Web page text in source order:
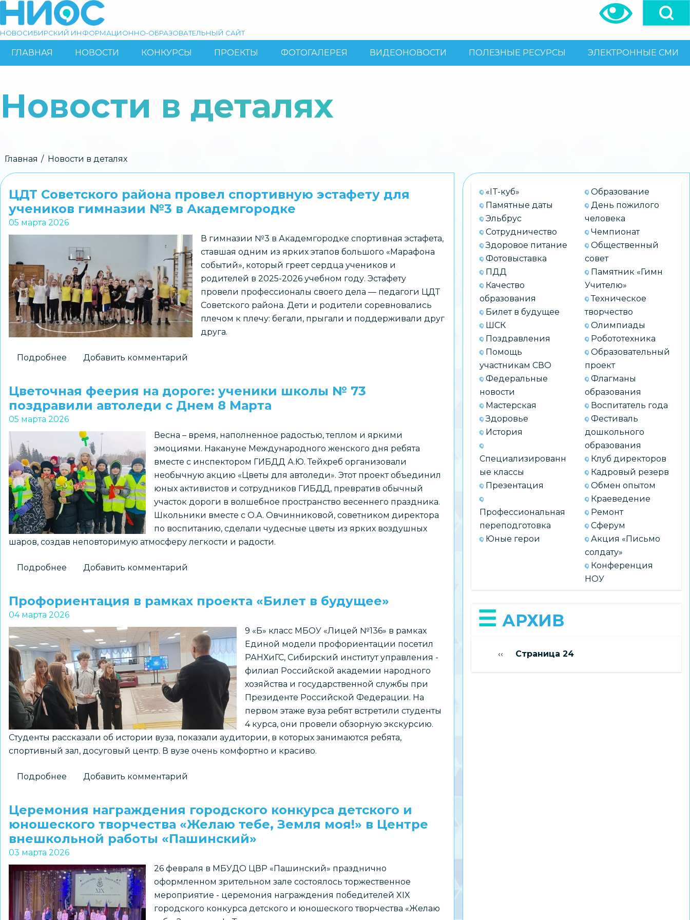
основному
Поиск
НОВОСИБИРСКИЙ ИНФОРМАЦИОННО-ОБРАЗОВАТЕЛЬНЫЙ САЙТ
ОСНОВНАЯ
ГЛАВНАЯ НОВОСТИ КОНКУРСЫ ПРОЕКТЫ ФОТОГАЛЕРЕЯ ВИДЕОНОВОСТИ ПОЛЕЗНЫЕ РЕСУРСЫ ЭЛЕКТРОННЫЕ СМИ
Новости в деталях
Строка
навигации
Главная Новости в деталях
ЦДТ Советского района провел спортивную эстафету для
учеников гимназии №3 в Академгородке
05 марта 2026
В гимназии №3 в Академгородке спортивная эстафета,
ставшая одним из ярких этапов большого «Марафона
событий», который греет сердца учеников и
родителей в 2025-2026 учебном году. Эстафету
провели профессионалы своего дела — педагоги ЦДТ
Советского района. Дети и родители соревновались
плечом к плечу: бегали, прыгали и поддерживали друг
друга.
Подробнее
Советского
района
провел
спортивную
эстафету
для
учеников
гимназии
№3
в
Академгородке
Добавить комментарий
Цветочная феерия на дороге: ученики школы № 73
поздравили автоледи с Днем 8 Марта
05 марта 2026
Весна – время, наполненное радостью, теплом и яркими
эмоциями. Накануне Международного женского дня ребята
вместе с инспектором ГИБДД А.Ю. Тейхреб организовали
необычную акцию «Цветы для автоледи». Этот проект объединил
юных активистов и сотрудников ГИБДД, превратив обычный
участок дороги в волшебное пространство весеннего праздника.
Школьники вместе с О.А. Овчинниковой, советником директора
по воспитанию, сделали чудесные цветы из ярких воздушных
шаров, создав неповторимую атмосферу легкости и радости.
Подробнее
на
дороге:
ученики
школы
№
73
поздравили
автоледи
с
Днем
8
Марта
Добавить комментарий
Профориентация в рамках проекта «Билет в будущее»
04 марта 2026
9 «Б» класс МБОУ «Лицей №136» в рамках
Единой модели профориентации посетил
РАНХиГС, Сибирский институт управления -
филиал Российской академии народного
хозяйства и государственной службы при
Президенте Российской Федерации. На
первом этаже вуза ребят встретили студенты
4 курса, они провели обзорную экскурсию.
Студенты рассказали об истории вуза, показали аудитории, в которых занимаются ребята,
спортивный зал, досуговый центр. В вузе очень комфортно и красиво.
Подробнее
рамках
проекта
«Билет
в
будущее»
Добавить комментарий
Церемония награждения городского конкурса детского и
юношеского творчества «Желаю тебе, Земля моя!» в Центре
внешкольной работы «Пашинский»
03 марта 2026
26 февраля в МБУДО ЦВР «Пашинский» празднично
оформленном зрительном зале состоялось торжественное
мероприятие - церемония награждения победителей XIX
городского конкурса детского и юношеского творчества «Желаю
«IT-куб»
Памятные даты
Эльбрус
Сотрудничество
Здоровое питание
Фотовыставка
ПДД
Качество
образования
Билет в будущее
ШСК
Поздравления
Помощь
участникам СВО
Федеральные
новости
Мастерская
Здоровье
История
Специализированн
ые классы
Презентация
Профессиональная
переподготовка
Юные герои
Образование
День пожилого
человека
Чемпионат
Общественный
совет
Памятник «Гимн
Учителю»
Техническое
творчество
Олимпиады
Робототехника
Образовательный
проект
Флагманы
образования
Воспитатель года
Фестиваль
дошкольного
образования
Клуб директоров
Кадровый резерв
Обмен опытом
Краеведение
Ремонт
Сферум
Акция «Письмо
солдату»
Конференция
НОУ
АРХИВ
Нумерация
Предыдущая страница
‹‹ Страница 24